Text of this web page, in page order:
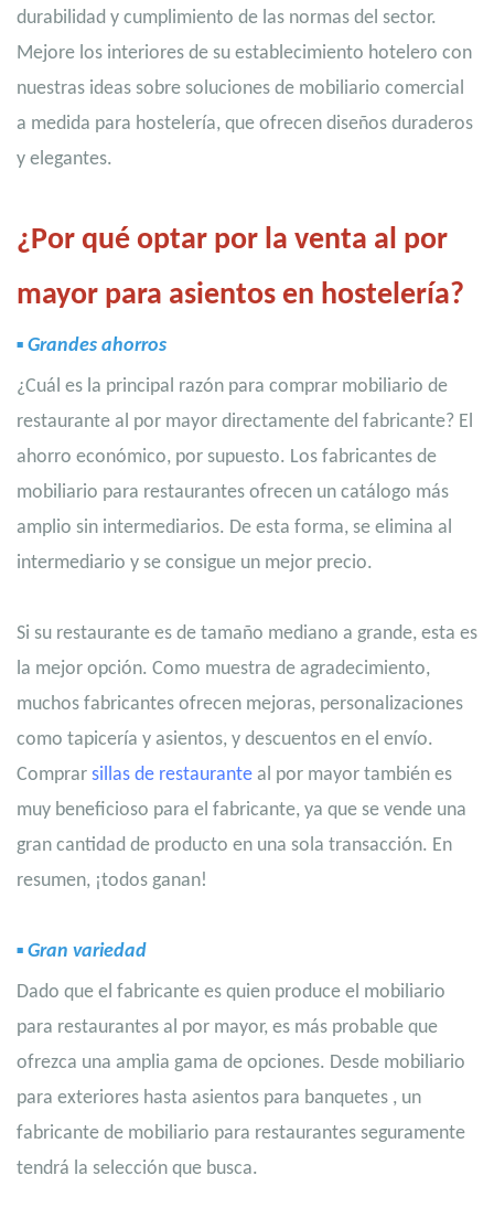
durabilidad y cumplimiento de las normas del sector.
Mejore los interiores de su establecimiento hotelero con
nuestras ideas sobre soluciones de mobiliario comercial
a medida para hostelería, que ofrecen diseños duraderos
y elegantes.
¿Por qué optar por la venta al por
mayor para asientos en hostelería?
▪ Grandes ahorros
¿Cuál es la principal razón para comprar mobiliario de
restaurante al por mayor directamente del fabricante? El
ahorro económico, por supuesto. Los fabricantes de
mobiliario para restaurantes ofrecen un catálogo más
amplio sin intermediarios. De esta forma, se elimina al
intermediario y se consigue un mejor precio.
Si su restaurante es de tamaño mediano a grande, esta es
la mejor opción. Como muestra de agradecimiento,
muchos fabricantes ofrecen mejoras, personalizaciones
como tapicería y asientos, y descuentos en el envío.
Comprar sillas de restaurante al por mayor también es
muy beneficioso para el fabricante, ya que se vende una
gran cantidad de producto en una sola transacción. En
resumen, ¡todos ganan!
▪ Gran variedad
Dado que el fabricante es quien produce el mobiliario
para restaurantes al por mayor, es más probable que
ofrezca una amplia gama de opciones. Desde mobiliario
para exteriores hasta asientos para banquetes , un
fabricante de mobiliario para restaurantes seguramente
tendrá la selección que busca.